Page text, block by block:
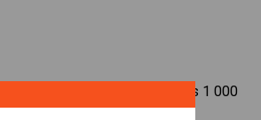
platformě Ainvesting přes 1 000
mezinárodních akcií.